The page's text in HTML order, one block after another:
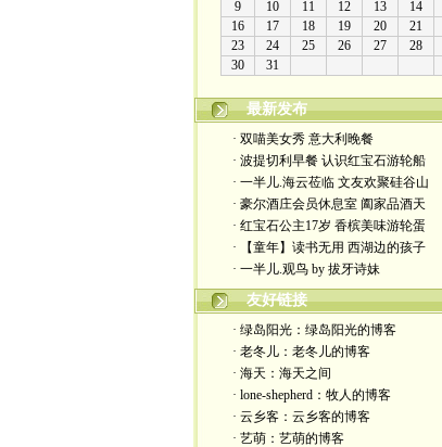
最新发布
· 双喵美女秀 意大利晚餐
· 波提切利早餐 认识红宝石游轮船
· 一半儿.海云莅临 文友欢聚硅谷山
· 豪尔酒庄会员休息室 阖家品酒天
· 红宝石公主17岁 香槟美味游轮蛋
· 【童年】读书无用 西湖边的孩子
· 一半儿.观鸟 by 拔牙诗妹
友好链接
· 绿岛阳光：绿岛阳光的博客
· 老冬儿：老冬儿的博客
· 海天：海天之间
· lone-shepherd：牧人的博客
· 云乡客：云乡客的博客
· 艺萌：艺萌的博客